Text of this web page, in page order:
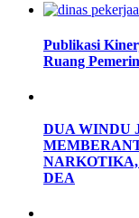
Publikasi
Ruang
DUA WINDU
DEA